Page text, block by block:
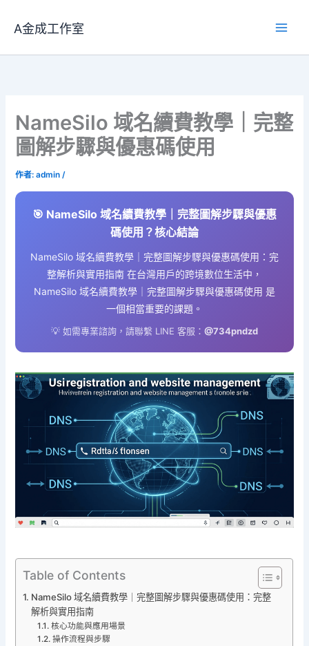
要
A金成工作室
NameSilo 域名續費教學｜完整
圖解步驟與優惠碼使用
作者:admin/
🎯 NameSilo 域名續費教學｜完整圖解步驟與優惠
碼使用？核心結論
NameSilo 域名續費教學｜完整圖解步驟與優惠碼使用：完
整解析與實用指南 在台灣用戶的跨境數位生活中，
NameSilo 域名續費教學｜完整圖解步驟與優惠碼使用 是
一個相當重要的課題。
💡 如需專業諮詢，請聯繫 LINE 客服： @734pndzd
Table of Contents
NameSilo 域名續費教學｜完整圖解步驟與優惠碼使用：完整
解析與實用指南
核心功能與應用場景
操作流程與步驟